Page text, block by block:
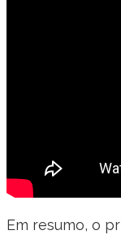
Em resumo, o